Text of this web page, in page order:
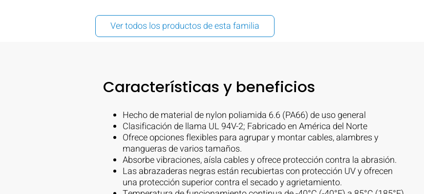
Ver todos los productos de esta familia
Características y beneficios
Hecho de material de nylon poliamida 6.6 (PA66) de uso general
Clasificación de llama UL 94V-2; Fabricado en América del Norte
Ofrece opciones flexibles para agrupar y montar cables, alambres y
mangueras de varios tamaños.
Absorbe vibraciones, aísla cables y ofrece protección contra la abrasión.
Las abrazaderas negras están recubiertas con protección UV y ofrecen
una protección superior contra el secado y agrietamiento.